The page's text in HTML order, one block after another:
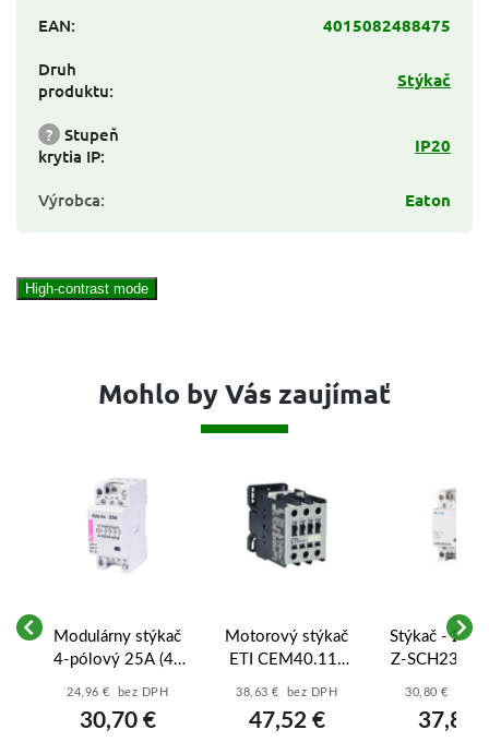
EAN:
4015082488475
Druh
produktu: Stýkač
? Stupeň
krytia IP: IP20
Výrobca: Eaton
High-contrast mode
Mohlo by Vás zaujímať
Modulárny stýkač
4-pólový 25A (4x
NC) 230V AC –
(002462350)
24,96 € bez DPH
30,70 €
Motorový stýkač
ETI CEM40.11-
24V-50/60Hz -
38,63 € bez DPH
47,52 €
Stýkač -
Z-SCH230/
vyp
30,80 € bez
37,88